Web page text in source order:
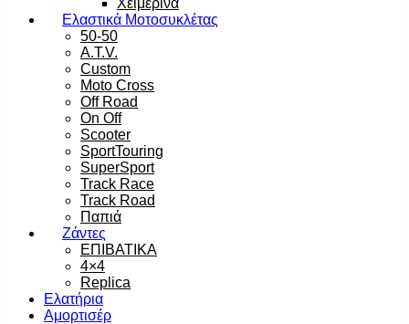
Ελαστικά Μοτοσυκλέτας
50-50
A.T.V.
Custom
Moto Cross
Off Road
On Off
Scooter
SportTouring
SuperSport
Track Race
Track Road
Παπιά
Ζάντες
ΕΠΙΒΑΤΙΚΑ
4×4
Replica
Ελατήρια
Αμορτισέρ